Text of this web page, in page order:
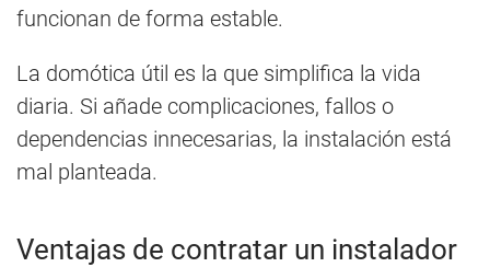
funcionan de forma estable.
La domótica útil es la que simplifica la vida
diaria. Si añade complicaciones, fallos o
dependencias innecesarias, la instalación está
mal planteada.
Ventajas de contratar un instalador